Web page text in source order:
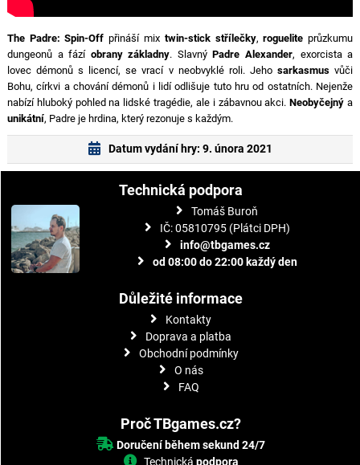
The Padre: Spin-Off přináší mix twin-stick střílečky,roguelite průzkumu
dungeonů a fází obrany základny. SlavnýPadre Alexander, exorcista a
lovec démonů s licencí, se vrací v neobvyklé roli. Jeho sarkasmusvůči
Bohu, církvi a chování démonů i lidí odlišuje tuto hru od ostatních. Nejenže
nabízí hluboký pohled na lidské tragédie, ale i zábavnou akci.Neobyčejný a
unikátní, Padre je hrdina, který rezonuje s každým.
Datum vydání hry: 9. února 2021
Technická podpora
Tomáš Buroň
IČ: 05810795 (Plátci DPH)
info@tbgames.cz
od 08:00 do 22:00 každý den
Důležité informace
Kontakty
Doprava a platba
Obchodní podmínky
O nás
FAQ
Proč TBgames.cz?
Doručení během sekund 24/7
Technická podpora